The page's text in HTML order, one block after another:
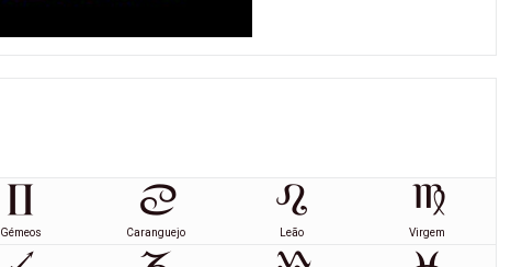
Gémeos Caranguejo Leão Virgem